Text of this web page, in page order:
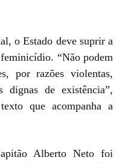
o Estado deve suprir a
“Não podem
por razões violentas,
dignas de existência”,
que acompanha a
Alberto Neto foi